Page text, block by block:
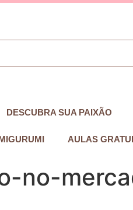
DESCUBRA SUA PAIXÃO
AULAS
no-